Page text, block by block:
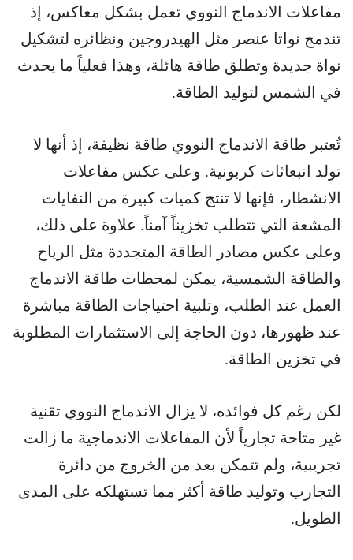
مفاعلات الاندماج النووي تعمل بشكل معاكس، إذ
تندمج نواتا عنصر مثل الهيدروجين ونظائره لتشكيل
نواة جديدة وتطلق طاقة هائلة، وهذا فعلياً ما يحدث
في الشمس لتوليد الطاقة.
تُعتبر طاقة الاندماج النووي طاقة نظيفة، إذ أنها لا
تولد انبعاثات كربونية. وعلى عكس مفاعلات
الانشطار، فإنها لا تنتج كميات كبيرة من النفايات
المشعة التي تتطلب تخزيناً آمناً. علاوة على ذلك،
وعلى عكس مصادر الطاقة المتجددة مثل الرياح
والطاقة الشمسية، يمكن لمحطات طاقة الاندماج
العمل عند الطلب، وتلبية احتياجات الطاقة مباشرة
عند ظهورها، دون الحاجة إلى الاستثمارات المطلوبة
في تخزين الطاقة.
لكن رغم كل فوائده، لا يزال الاندماج النووي تقنية
غير متاحة تجارياً لأن المفاعلات الاندماجية ما زالت
تجريبية، ولم تتمكن بعد من الخروج من دائرة
التجارب وتوليد طاقة أكثر مما تستهلكه على المدى
الطويل.